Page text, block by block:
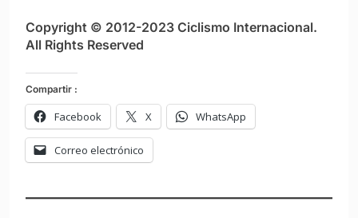
Copyright © 2012-2023 Ciclismo Internacional.
All Rights Reserved
Compartir :
Facebook X WhatsApp
Correo electrónico